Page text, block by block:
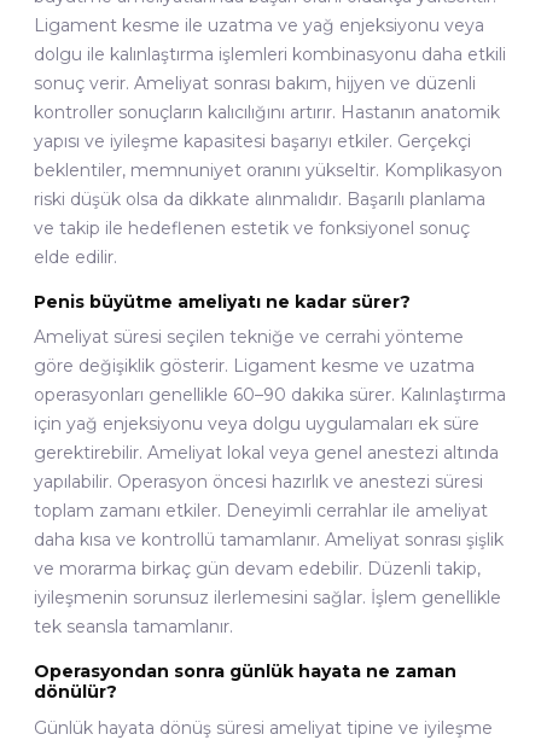
Ligament kesme ile uzatma ve yağ enjeksiyonu veya
dolgu ile kalınlaştırma işlemleri kombinasyonu daha etkili
sonuç verir. Ameliyat sonrası bakım, hijyen ve düzenli
kontroller sonuçların kalıcılığını artırır. Hastanın anatomik
yapısı ve iyileşme kapasitesi başarıyı etkiler. Gerçekçi
beklentiler, memnuniyet oranını yükseltir. Komplikasyon
riski düşük olsa da dikkate alınmalıdır. Başarılı planlama
ve takip ile hedeflenen estetik ve fonksiyonel sonuç
elde edilir.
Penis büyütme ameliyatı ne kadar sürer?
Ameliyat süresi seçilen tekniğe ve cerrahi yönteme
göre değişiklik gösterir. Ligament kesme ve uzatma
operasyonları genellikle 60–90 dakika sürer. Kalınlaştırma
için yağ enjeksiyonu veya dolgu uygulamaları ek süre
gerektirebilir. Ameliyat lokal veya genel anestezi altında
yapılabilir. Operasyon öncesi hazırlık ve anestezi süresi
toplam zamanı etkiler. Deneyimli cerrahlar ile ameliyat
daha kısa ve kontrollü tamamlanır. Ameliyat sonrası şişlik
ve morarma birkaç gün devam edebilir. Düzenli takip,
iyileşmenin sorunsuz ilerlemesini sağlar. İşlem genellikle
tek seansla tamamlanır.
Operasyondan sonra günlük hayata ne zaman
dönülür?
Günlük hayata dönüş süresi ameliyat tipine ve iyileşme